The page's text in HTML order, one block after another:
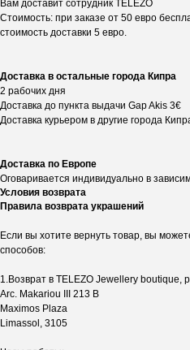
Вам доставит сотрудник TELEZO
Стоимость: при заказе от 50 евро
стоимость доставки 5 евро.
Доставка в остальные города Кипра
2 рабочих дня
Доставка до пункта выдачи Gap Akis 3€
Доставка курьером в другие города
Доставка по Европе
Оговаривается индивидуально в
Условия возврата
Правила возврата украшений
Если вы хотите вернуть товар, вы
способов:
1.Возврат в TELEZO Jewellery boutique,
Arc. Makariou III 213 B
Maximos Plaza
Limassol, 3105